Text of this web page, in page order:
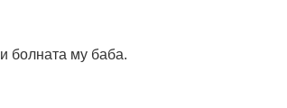
болната му баба.